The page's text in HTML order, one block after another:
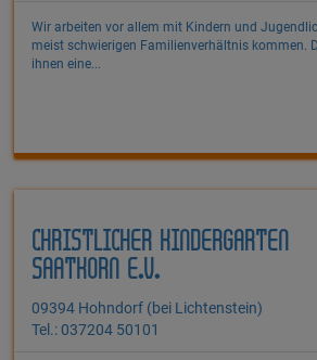
Wir arbeiten vor allem mit Kindern und
meist schwierigen Familienverhältnis kommen.
ihnen eine...
CHRISTLICHER KINDERGARTEN
SAATKORN E.V.
09394 Hohndorf (bei Lichtenstein)
Tel.: 037204 50101